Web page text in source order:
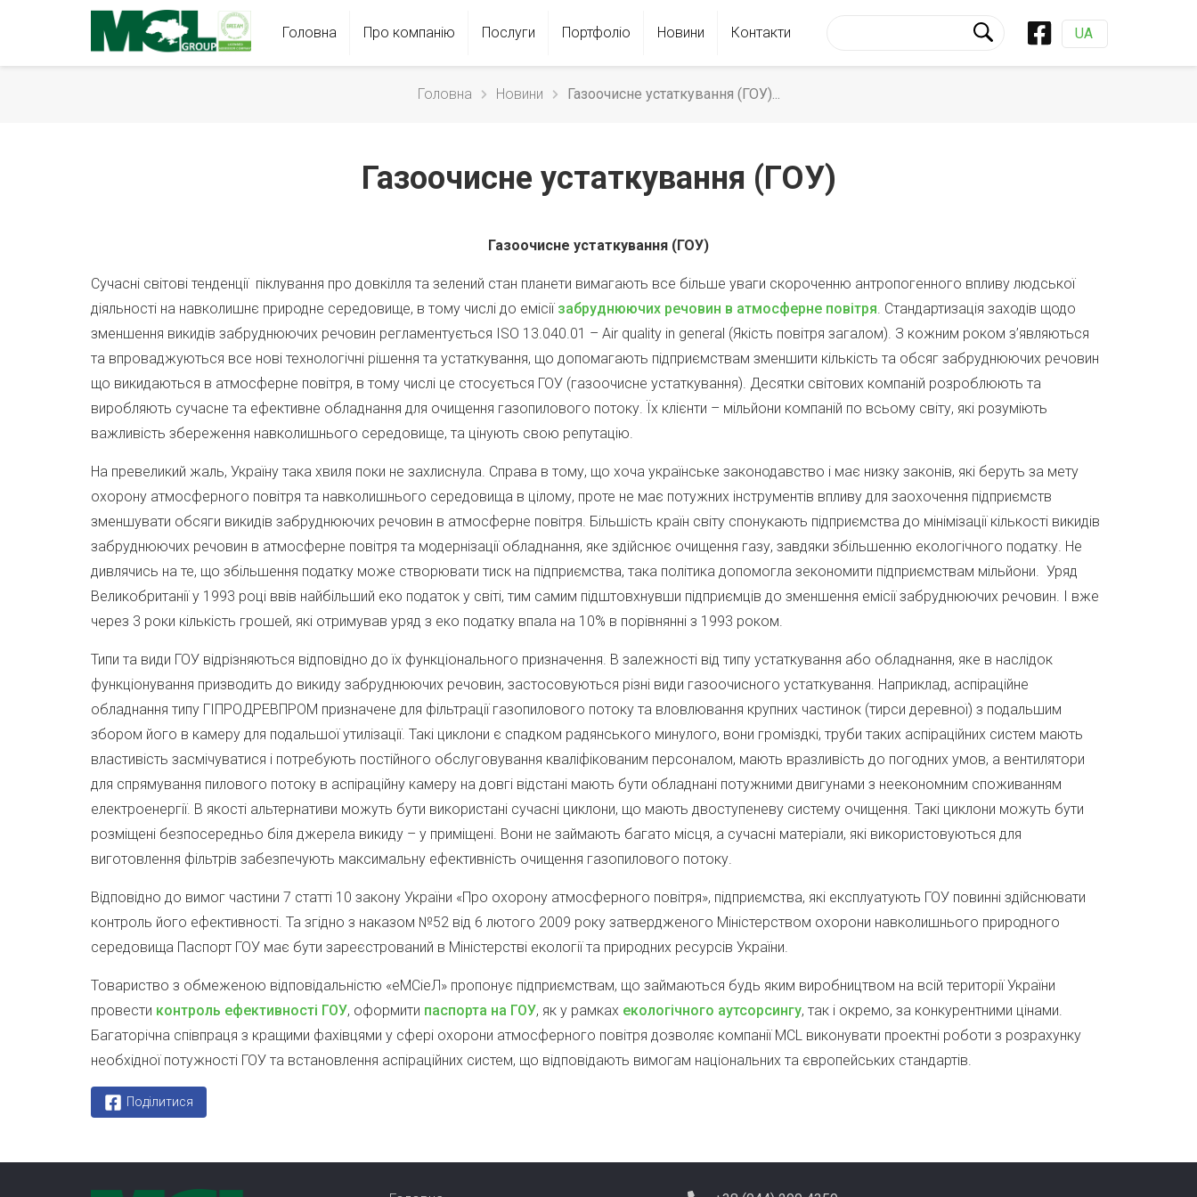
Головна Про компанію Послуги Портфолiо Новини Контакти UA
Головна Новини Газоочисне устаткування (ГОУ)...
Газоочисне устаткування (ГОУ)
Газоочисне устаткування (ГОУ)
Сучасні світові тенденції піклування про довкілля та зелений стан планети вимагають все більше уваги скороченню антропогенного впливу людської
діяльності на навколишнє природне середовище, в тому числі до емісії забруднюючих речовин в атмосферне повітря. Стандартизація заходів щодо
зменшення викидів забруднюючих речовин регламентується ISO 13.040.01 – Air quality in general (Якість повітря загалом). З кожним роком з’являються
та впроваджуються все нові технологічні рішення та устаткування, що допомагають підприємствам зменшити кількість та обсяг забруднюючих речовин
що викидаються в атмосферне повітря, в тому числі це стосується ГОУ (газоочисне устаткування). Десятки світових компаній розроблюють та
виробляють сучасне та ефективне обладнання для очищення газопилового потоку. Їх клієнти – мільйони компаній по всьому світу, які розуміють
важливість збереження навколишнього середовище, та цінують свою репутацію.
На превеликий жаль, Україну така хвиля поки не захлиснула. Справа в тому, що хоча українське законодавство і має низку законів, які беруть за мету
охорону атмосферного повітря та навколишнього середовища в цілому, проте не має потужних інструментів впливу для заохочення підприємств
зменшувати обсяги викидів забруднюючих речовин в атмосферне повітря. Більшість країн світу спонукають підприємства до мінімізації кількості викидів
забруднюючих речовин в атмосферне повітря та модернізації обладнання, яке здійснює очищення газу, завдяки збільшенню екологічного податку. Не
дивлячись на те, що збільшення податку може створювати тиск на підприємства, така політика допомогла зекономити підприємствам мільйони. Уряд
Великобританії у 1993 році ввів найбільший еко податок у світі, тим самим підштовхнувши підприємців до зменшення емісії забруднюючих речовин. І вже
через 3 роки кількість грошей, які отримував уряд з еко податку впала на 10% в порівнянні з 1993 роком.
Типи та види ГОУ відрізняються відповідно до їх функціонального призначення. В залежності від типу устаткування або обладнання, яке в наслідок
функціонування призводить до викиду забруднюючих речовин, застосовуються різні види газоочисного устаткування. Наприклад, аспіраційне
обладнання типу ГІПРОДРЕВПРОМ призначене для фільтрації газопилового потоку та вловлювання крупних частинок (тирси деревної) з подальшим
збором його в камеру для подальшої утилізації. Такі циклони є спадком радянського минулого, вони громіздкі, труби таких аспіраційних систем мають
властивість засмічуватися і потребують постійного обслуговування кваліфікованим персоналом, мають вразливість до погодних умов, а вентилятори
для спрямування пилового потоку в аспіраційну камеру на довгі відстані мають бути обладнані потужними двигунами з неекономним споживанням
електроенергії. В якості альтернативи можуть бути використані сучасні циклони, що мають двоступеневу систему очищення. Такі циклони можуть бути
розміщені безпосередньо біля джерела викиду – у приміщені. Вони не займають багато місця, а сучасні матеріали, які використовуються для
виготовлення фільтрів забезпечують максимальну ефективність очищення газопилового потоку.
Відповідно до вимог частини 7 статті 10 закону України «Про охорону атмосферного повітря», підприємства, які експлуатують ГОУ повинні здійснювати
контроль його ефективності. Та згідно з наказом №52 від 6 лютого 2009 року затвердженого Міністерством охорони навколишнього природного
середовища Паспорт ГОУ має бути зареєстрований в Міністерстві екології та природних ресурсів України.
Товариство з обмеженою відповідальністю «еМСіеЛ» пропонує підприємствам, що займаються будь яким виробництвом на всій території України
провести контроль ефективності ГОУ, оформити паспорта на ГОУ, як у рамках екологічного аутсорсингу, так і окремо, за конкурентними цінами.
Багаторічна співпраця з кращими фахівцями у сфері охорони атмосферного повітря дозволяє компанії MCL виконувати проектні роботи з розрахунку
необхідної потужності ГОУ та встановлення аспіраційних систем, що відповідають вимогам національних та європейських стандартів.
Поділитися